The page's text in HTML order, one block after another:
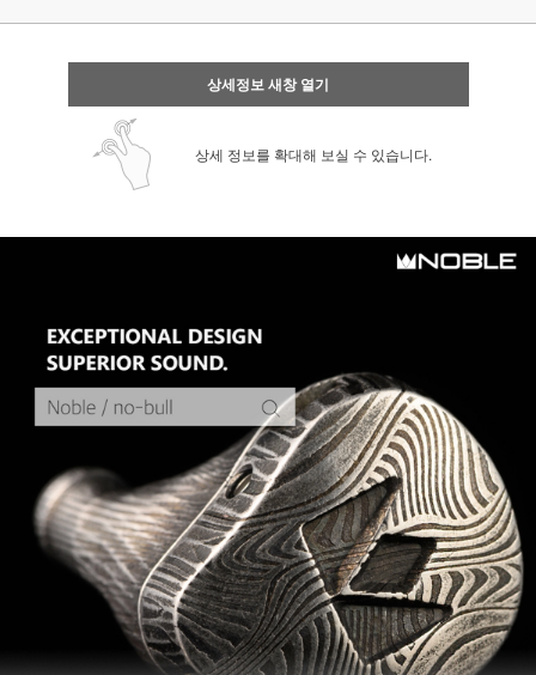
상세정보 새창 열기
상세 정보를 확대해 보실 수 있습니다.